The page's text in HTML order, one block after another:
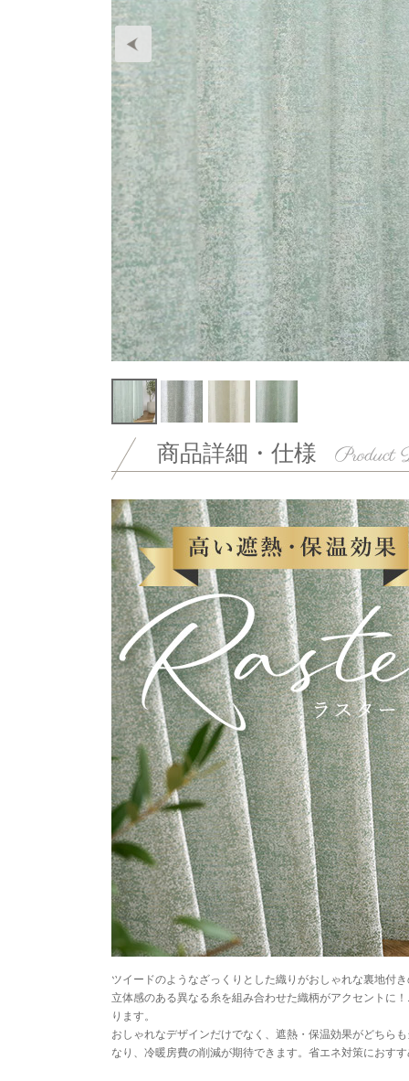
商品詳細・仕様
ツイードのようなざっくりとした織りがおしゃれな裏地付
立体感のある異なる糸を組み合わせた織柄がアクセントに
ります。
おしゃれなデザインだけでなく、遮熱・保温効果がどちら
なり、冷暖房費の削減が期待できます。省エネ対策におす